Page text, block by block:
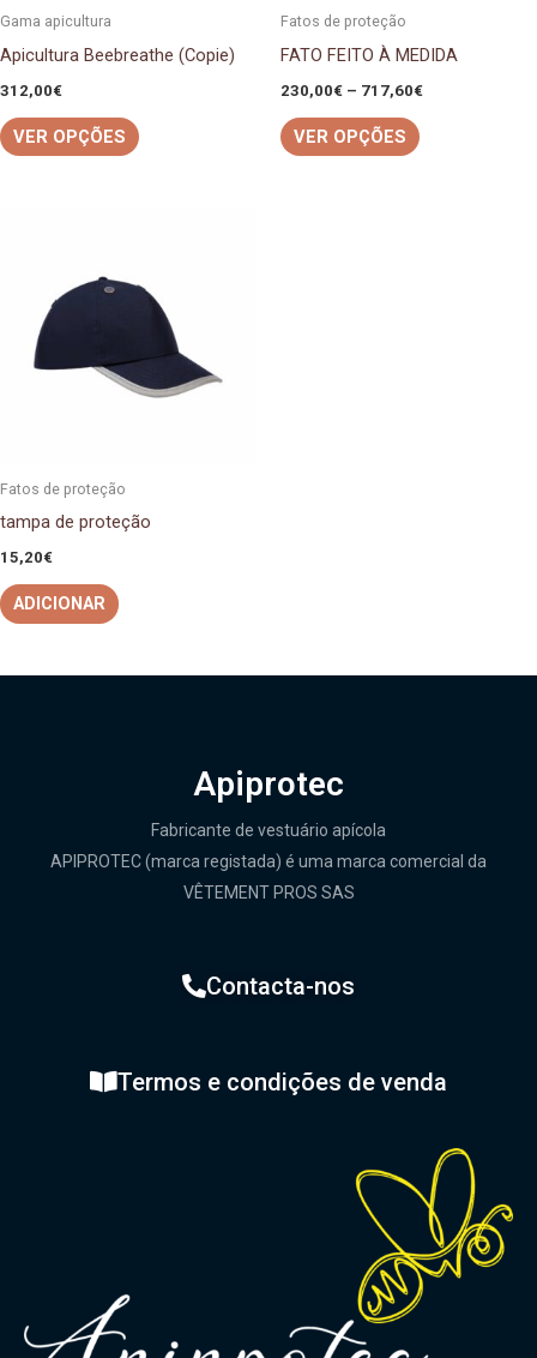
Gama apicultura
Apicultura Beebreathe (Copie)
312,00€
VER OPÇÕES
chosen
product
Fatos de proteção
FATO FEITO À MEDIDA
230,00€ – 717,60€
VER OPÇÕES
chosen
on
product
Fatos de proteção
tampa de proteção
15,20€
ADICIONAR
Apiprotec
Fabricante de vestuário apícola
APIPROTEC (marca registada) é uma marca comercial da
VÊTEMENT PROS SAS
Contacta-nos
Termos e condições de venda